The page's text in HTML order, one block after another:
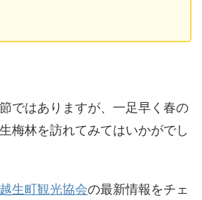
ではありますが、一足早く春の
梅林を訪れてみてはいかがでし
越生町観光協会の最新情報をチェ